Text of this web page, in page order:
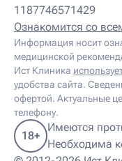
1187746571429
Ознакомится со
Информация носит
медицинской
Ист Клиника
удобства сайта.
офертой. Актуальные
телефону.
Имеются
Необходима
18+